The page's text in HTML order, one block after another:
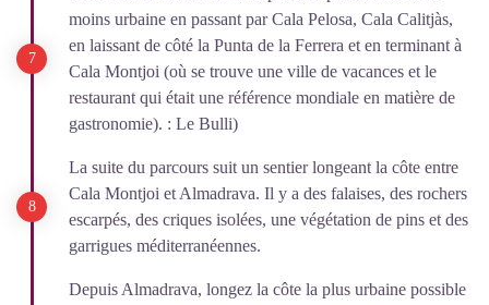
moins urbaine en passant par Cala Pelosa, Cala Calitjàs,
en laissant de côté la Punta de la Ferrera et en terminant à
Cala Montjoi (où se trouve une ville de vacances et le
restaurant qui était une référence mondiale en matière de
gastronomie). : Le Bulli)
La suite du parcours suit un sentier longeant la côte entre
Cala Montjoi et Almadrava. Il y a des falaises, des rochers
escarpés, des criques isolées, une végétation de pins et des
garrigues méditerranéennes.
Depuis Almadrava, longez la côte la plus urbaine possible